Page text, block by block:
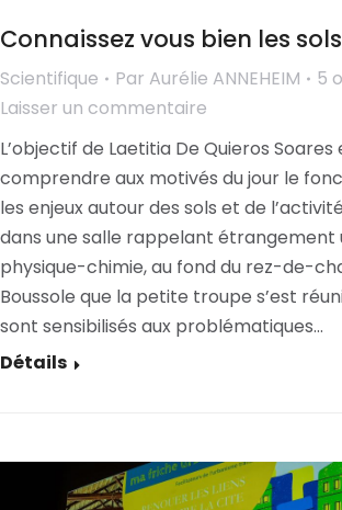
Connaissez vous bien les
Scientifique Par Aurélie ANNEHEIM
5
Laisser un commentaire
L’objectif de Laetitia De Quieros
comprendre aux motivés du jour le
les enjeux autour des sols et de
dans une salle rappelant étrangement
physique-chimie, au fond du rez-de-
Boussole que la petite troupe s’est
sont sensibilisés aux problématiques…
Détails